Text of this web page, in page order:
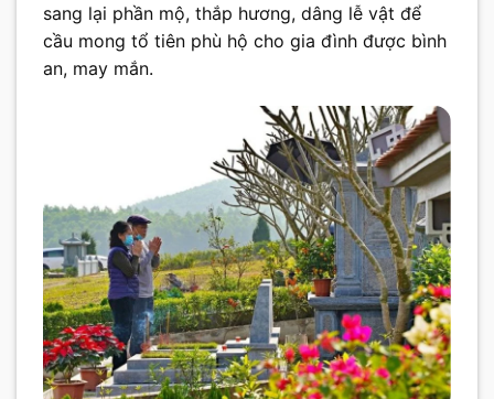
sang lại phần mộ, thắp hương, dâng lễ vật để
cầu mong tổ tiên phù hộ cho gia đình được bình
an, may mắn.